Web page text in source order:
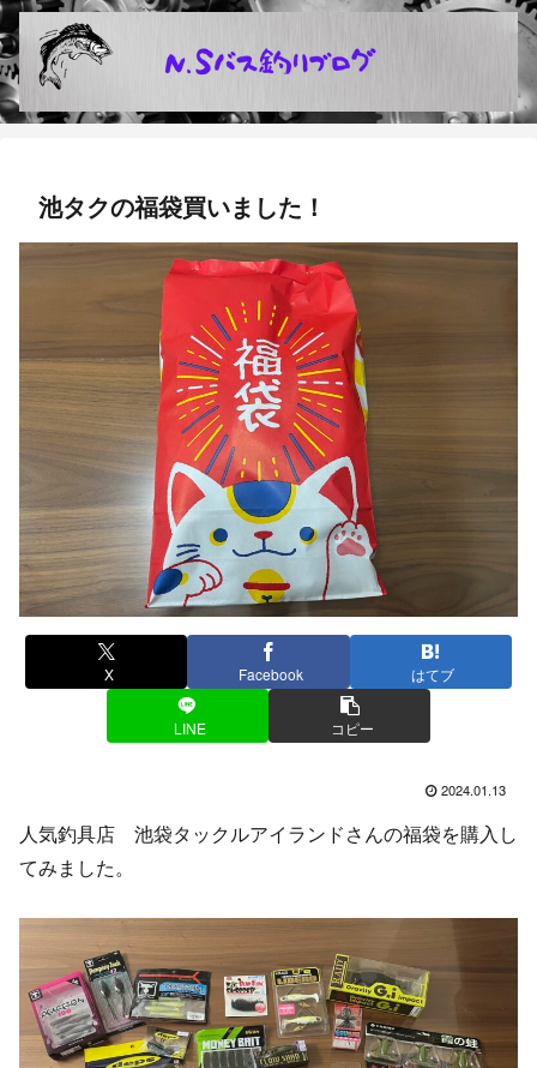
池タクの福袋買いました！
X Facebook はてブ
LINE コピー
2024.01.13
人気釣具店 池袋タックルアイランドさんの福袋を購入し
てみました。